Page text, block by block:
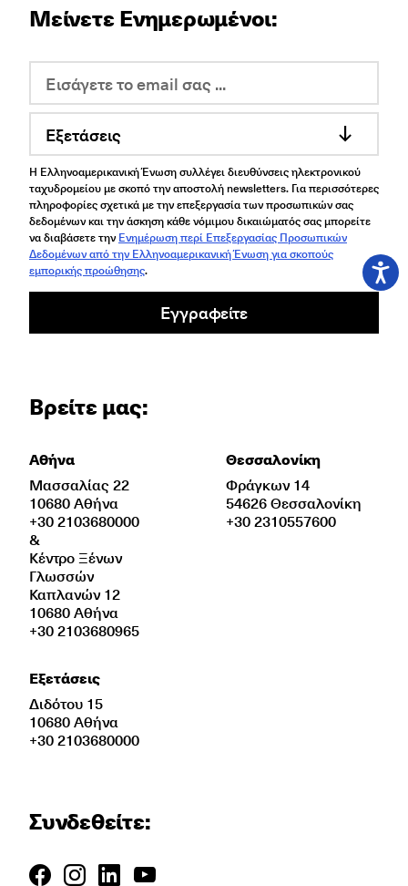
Μείνετε Ενημερωμένοι:
Εξετάσεις
Η Ελληνοαμερικανική Ένωση συλλέγει διευθύνσεις ηλεκτρονικού
ταχυδρομείου με σκοπό την αποστολή newsletters. Για περισσότερες
πληροφορίες σχετικά με την επεξεργασία των προσωπικών σας
δεδομένων και την άσκηση κάθε νόμιμου δικαιώματός σας μπορείτε
να διαβάσετε την Ενημέρωση περί Επεξεργασίας Προσωπικών
Δεδομένων από την Ελληνοαμερικανική Ένωση για σκοπούς
εμπορικής προώθησης.
Εγγραφείτε
Βρείτε μας:
Αθήνα
Μασσαλίας 22
10680 Αθήνα
+30 2103680000
&
Κέντρο Ξένων
Γλωσσών
Καπλανών 12
10680 Αθήνα
+30 2103680965
Εξετάσεις
Διδότου 15
10680 Αθήνα
+30 2103680000
Θεσσαλονίκη
Φράγκων 14
54626 Θεσσαλονίκη
+30 2310557600
Συνδεθείτε: